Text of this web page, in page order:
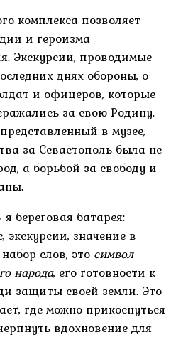
комплекса позволяет
и героизма
Экскурсии, проводимые
днях обороны, о
и офицеров, которые
за свою Родину.
в музее,
за Севастополь была не
а борьбой за свободу и
береговая батарея:
значение в
слов, это символ
народа, его готовности к
защиты своей земли. Это
где можно прикоснуться
вдохновение для